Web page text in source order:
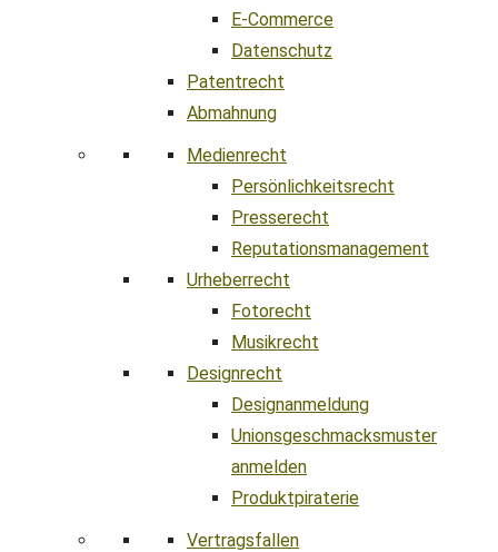
E-Commerce
Datenschutz
Patentrecht
Abmahnung
Medienrecht
Persönlichkeitsrecht
Presserecht
Reputationsmanagement
Urheberrecht
Fotorecht
Musikrecht
Designrecht
Designanmeldung
Unionsgeschmacksmuster
anmelden
Produktpiraterie
Vertragsfallen